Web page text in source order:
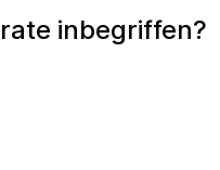
inbegriffen?